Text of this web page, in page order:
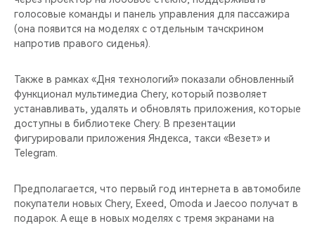
голосовые команды и панель управления для пассажира
(она появится на моделях с отдельным тачскрином
напротив правого сиденья).
Также в рамках «Дня технологий» показали обновленный
функционал мультимедиа Chery, который позволяет
устанавливать, удалять и обновлять приложения, которые
доступны в библиотеке Chery. В презентации
фигурировали приложения Яндекса, такси «Везет» и
Telegram.
Предполагается, что первый год интернета в автомобиле
покупатели новых Chery, Exeed, Omoda и Jaecoo получат в
подарок. А еще в новых моделях с тремя экранами на